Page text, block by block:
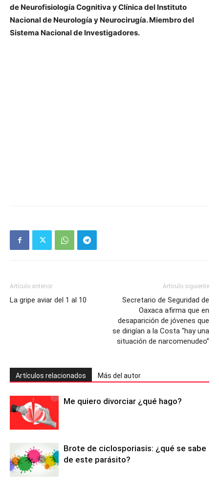
de Neurofisiología Cognitiva y Clínica del Instituto
Nacional de Neurología y Neurocirugía. Miembro del
Sistema Nacional de Investigadores.
Artículo anterior
La gripe aviar del 1 al 10
Artículo siguiente
Secretario de Seguridad de
Oaxaca afirma que en
desaparición de jóvenes que
se dirigían a la Costa “hay una
situación de narcomenudeo”
Artículos relacionados Más del autor
Me quiero divorciar ¿qué hago?
Brote de ciclosporiasis: ¿qué se sabe
de este parásito?